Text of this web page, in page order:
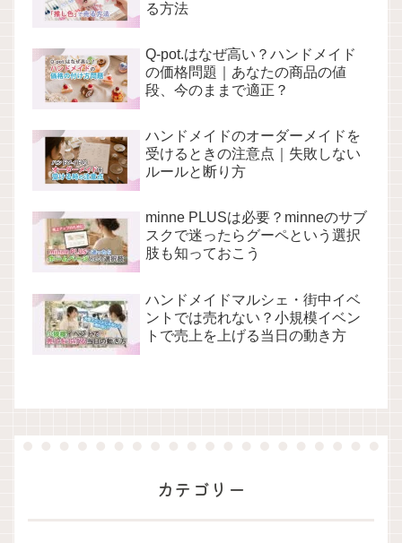
る方法
Q-pot.はなぜ高い？ハンドメイド
の価格問題｜あなたの商品の値
段、今のままで適正？
ハンドメイドのオーダーメイドを
受けるときの注意点｜失敗しない
ルールと断り方
minne PLUSは必要？minneのサブ
スクで迷ったらグーペという選択
肢も知っておこう
ハンドメイドマルシェ・街中イベ
ントでは売れない？小規模イベン
トで売上を上げる当日の動き方
カテゴリー